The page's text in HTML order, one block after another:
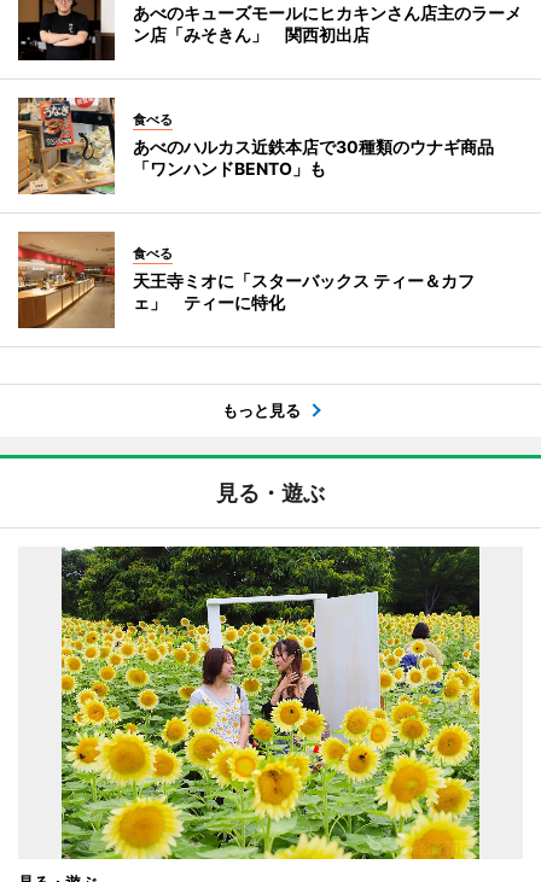
あべのキューズモールにヒカキンさん店主のラーメ
ン店「みそきん」 関西初出店
食べる
あべのハルカス近鉄本店で30種類のウナギ商品
「ワンハンドBENTO」も
食べる
天王寺ミオに「スターバックス ティー＆カフ
ェ」 ティーに特化
もっと見る
見る・遊ぶ